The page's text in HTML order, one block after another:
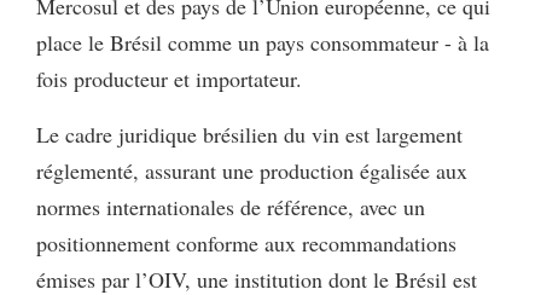
place le Brésil comme un pays consommateur - à la
fois producteur et importateur.
Le cadre juridique brésilien du vin est largement
réglementé, assurant une production égalisée aux
normes internationales de référence, avec un
positionnement conforme aux recommandations
émises par l’OIV, une institution dont le Brésil est